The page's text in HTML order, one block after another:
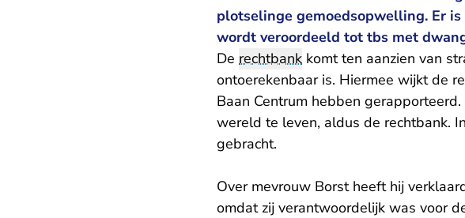
plotselinge gemoedsopwelling. Er
wordt veroordeeld tot tbs met
De rechtbank komt ten aanzien van
ontoerekenbaar is. Hiermee wijkt de
Baan Centrum hebben
wereld te leven, aldus de rechtbank.
gebracht.
Over mevrouw Borst heeft hij
omdat zij verantwoordelijk was voor